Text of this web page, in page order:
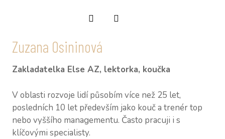
Zuzana Osininová
Zakladatelka Else AZ, lektorka, koučka
V oblasti rozvoje lidí působím více než 25 let,
posledních 10 let především jako kouč a trenér top
nebo vyššího managementu. Často pracuji i s
klíčovými specialisty.